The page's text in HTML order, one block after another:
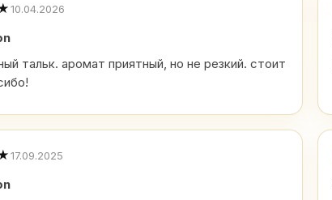
10.04.2026
тальк. аромат приятный, но не резкий. стоит
17.09.2025